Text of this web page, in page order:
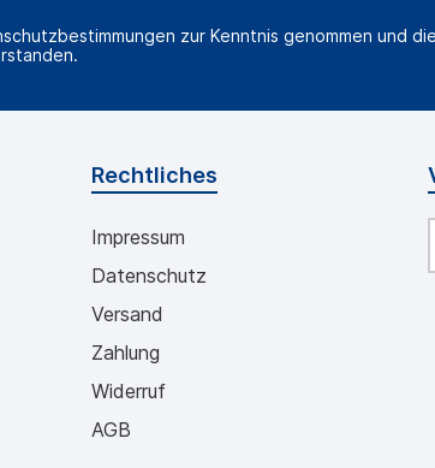
zur Kenntnis genommen und die
Rechtliches
Impressum
Datenschutz
Versand
Zahlung
Widerruf
AGB